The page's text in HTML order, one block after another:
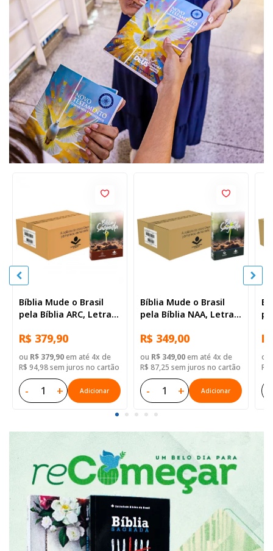
Bíblia Mude o Brasil
pela Bíblia ARC, Letra
— 52 Biblias
R$ 379,90
ou R$ 379,90em até 4x de
R$ 94,98 sem juros no cartão
- + Adicionar
Bíblia Mude o Brasil
pela Bíblia NAA, Letra
— Mude Brasil
R$ 349,00
ou R$ 349,00em até 4x de
R$ 87,25 sem juros no cartão
- + Adicionar
—
ou
R$